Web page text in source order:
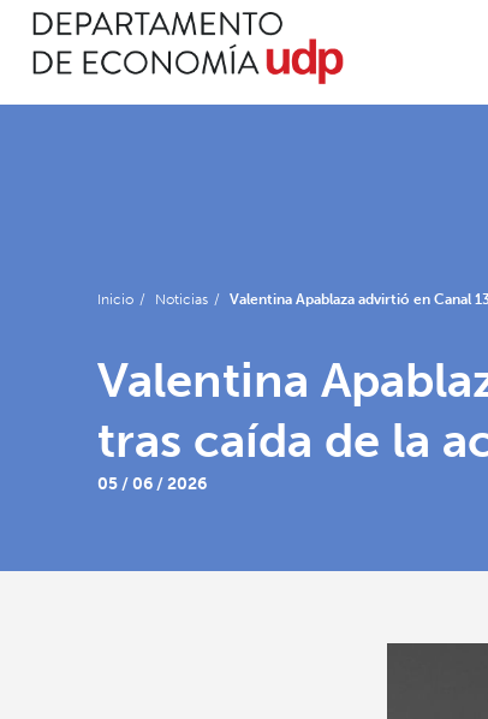
Inicio / Noticias / Valentina Apablaza advirtió en Canal
Valentina
tras caída de la
05 / 06 / 2026